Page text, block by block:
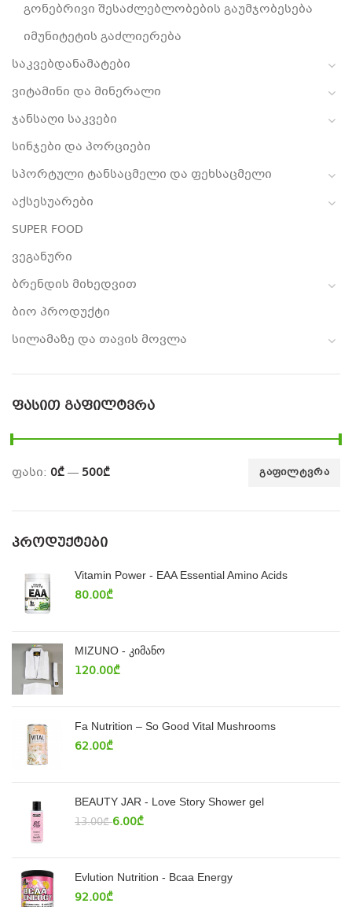
გონებრივი შესაძლებლობების გაუმჯობესება
იმუნიტეტის გაძლიერება
საკვებდანამატები
ვიტამინი და მინერალი
ჯანსაღი საკვები
სინჯები და პორციები
სპორტული ტანსაცმელი და ფეხსაცმელი
აქსესუარები
SUPER FOOD
ვეგანური
ბრენდის მიხედვით
ბიო პროდუქტი
სილამაზე და თავის მოვლა
ᲤᲐᲡᲘᲗ ᲒᲐᲤᲘᲚᲢᲕᲠᲐ
ᲒᲐᲤᲘᲚᲢᲕᲠᲐ
ფასი: 0₾— 500₾
ᲞᲠᲝᲓᲣᲥᲢᲔᲑᲘ
Vitamin Power - EAA Essential Amino Acids
80.00₾
MIZUNO - კიმანო
120.00₾
Fa Nutrition – So Good Vital Mushrooms
62.00₾
BEAUTY JAR - Love Story Shower gel
13.00₾ 6.00₾
Evlution Nutrition - Bcaa Energy
92.00₾